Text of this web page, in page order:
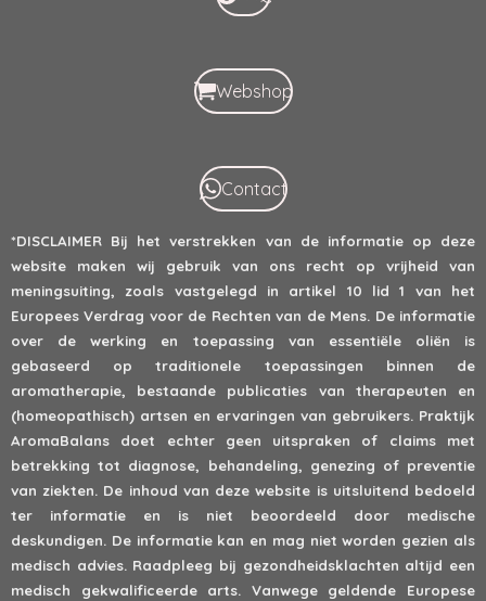
Webshop
Contact
*DISCLAIMER Bij het verstrekken van de informatie op deze
website maken wij gebruik van ons recht op vrijheid van
meningsuiting, zoals vastgelegd in artikel 10 lid 1 van het
Europees Verdrag voor de Rechten van de Mens. De informatie
over de werking en toepassing van essentiële oliën is
gebaseerd op traditionele toepassingen binnen de
aromatherapie, bestaande publicaties van therapeuten en
(homeopathisch) artsen en ervaringen van gebruikers. Praktijk
AromaBalans doet echter geen uitspraken of claims met
betrekking tot diagnose, behandeling, genezing of preventie
van ziekten. De inhoud van deze website is uitsluitend bedoeld
ter informatie en is niet beoordeeld door medische
deskundigen. De informatie kan en mag niet worden gezien als
medisch advies. Raadpleeg bij gezondheidsklachten altijd een
medisch gekwalificeerde arts. Vanwege geldende Europese